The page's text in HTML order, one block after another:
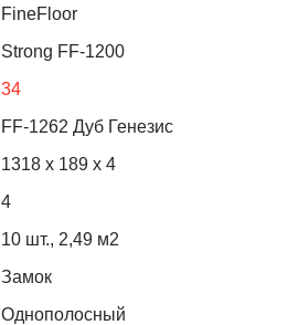
FineFloor
Strong FF-1200
34
FF-1262 Дуб Генезис
1318 x 189 x 4
4
10 шт., 2,49 м2
Замок
Однополосный